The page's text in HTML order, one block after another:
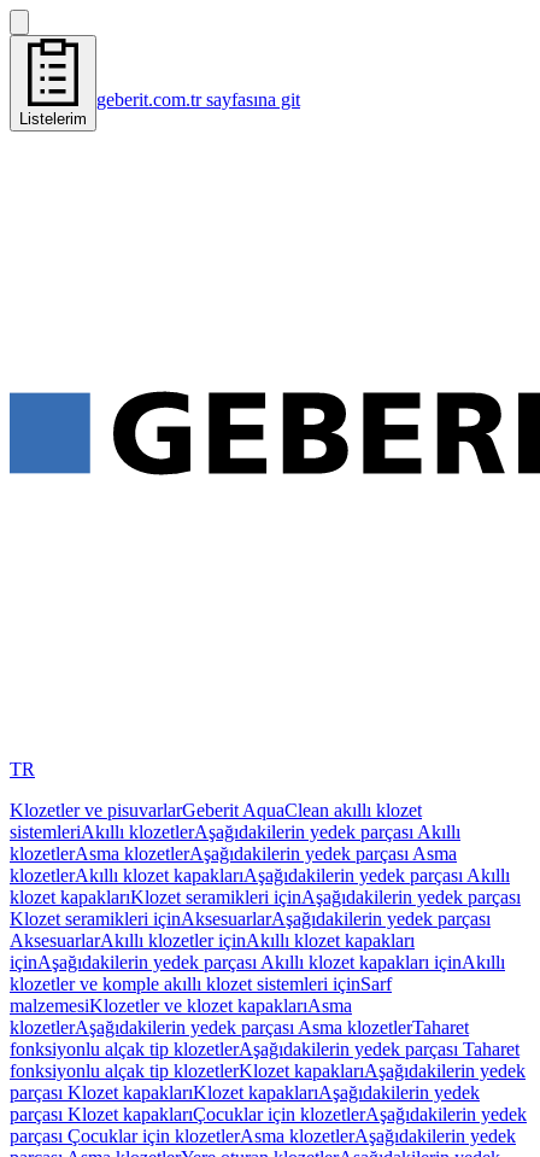
Listelerim
geberit.com.tr sayfasına git
TR
Klozetler ve pisuvarlarGeberit AquaClean akıllı klozet
sistemleriAkıllı klozetlerAşağıdakilerin yedek parçası Akıllı
klozetlerAsma klozetlerAşağıdakilerin yedek parçası Asma
klozetlerAkıllı klozet kapaklarıAşağıdakilerin yedek parçası Akıllı
klozet kapaklarıKlozet seramikleri içinAşağıdakilerin yedek parçası
Klozet seramikleri içinAksesuarlarAşağıdakilerin yedek parçası
AksesuarlarAkıllı klozetler içinAkıllı klozet kapakları
içinAşağıdakilerin yedek parçası Akıllı klozet kapakları içinAkıllı
klozetler ve komple akıllı klozet sistemleri içinSarf
malzemesiKlozetler ve klozet kapaklarıAsma
klozetlerAşağıdakilerin yedek parçası Asma klozetlerTaharet
fonksiyonlu alçak tip klozetlerAşağıdakilerin yedek parçası Taharet
fonksiyonlu alçak tip klozetlerKlozet kapaklarıAşağıdakilerin yedek
parçası Klozet kapaklarıKlozet kapaklarıAşağıdakilerin yedek
parçası Klozet kapaklarıÇocuklar için klozetlerAşağıdakilerin yedek
parçası Çocuklar için klozetlerAsma klozetlerAşağıdakilerin yedek